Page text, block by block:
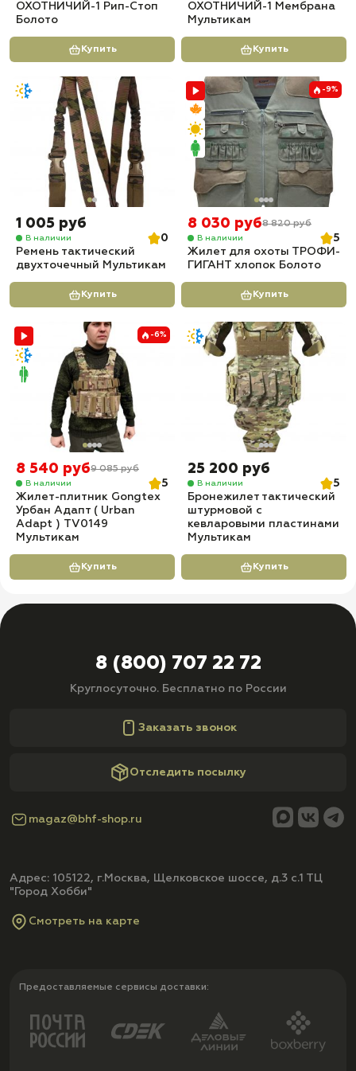
ОХОТНИЧИЙ-1 Рип-Стоп
Болото
Купить
ОХОТНИЧИЙ-1 Мембрана
Мультикам
Купить
1 005 руб
В наличии
0
Ремень тактический
двухточечный Мультикам
Купить
-9%
8 030 руб8 820 руб
В наличии
5
Жилет для охоты ТРОФИ-
ГИГАНТ хлопок Болото
Купить
-6%
8 540 руб9 085 руб
В наличии
5
Жилет-плитник Gongtex
Урбан Адапт ( Urban
Adapt ) TV0149
Мультикам
Купить
25 200 руб
В наличии
5
Бронежилет тактический
штурмовой с
кевларовыми пластинами
Мультикам
Купить
8 (800) 707 22 72
Круглосуточно. Бесплатно по России
Заказать звонок
Отследить посылку
magaz@bhf-shop.ru
Адрес: 105122, г.Москва, Щелковское шоссе, д.3 с.1 ТЦ
"Город Хобби"
Смотреть на карте
Предоставляемые сервисы доставки: